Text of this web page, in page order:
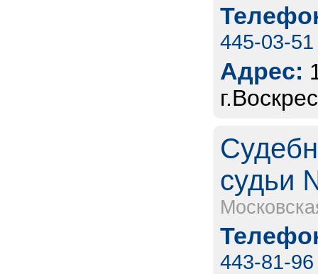
445-03-51
Адрес:
судьи
443-81-96